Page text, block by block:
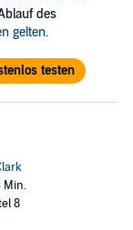
des
gelten.
testen
Min.
8